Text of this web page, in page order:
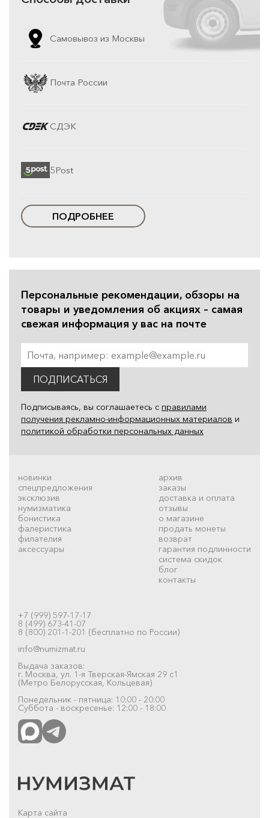
Самовывоз из Москвы
Почта России
СДЭК
5Post
ПОДРОБНЕЕ
Персональные рекомендации, обзоры на
товары и уведомления об акциях – самая
свежая информация у вас на почте
ПОДПИСАТЬСЯ
Подписываясь, вы соглашаетесь с правилами
получения рекламно-информационных материалов и
политикой обработки персональных данных
новинки
спецпредложения
эксклюзив
нумизматика
бонистика
фалеристика
филателия
аксессуары
архив
заказы
доставка и оплата
отзывы
о магазине
продать монеты
возврат
гарантия подлинности
система скидок
блог
контакты
+7 (999) 597-17-17
8 (499) 673-41-07
8 (800) 201-1-201 (бесплатно по России)
info@numizmat.ru
Выдача заказов:
г. Москва, ул. 1-я Тверская-Ямская 29 с1
(Метро Белорусская, Кольцевая)
Понедельник - пятница: 10:00 - 20:00
Суббота - воскресенье: 12:00 - 18:00
Карта сайта